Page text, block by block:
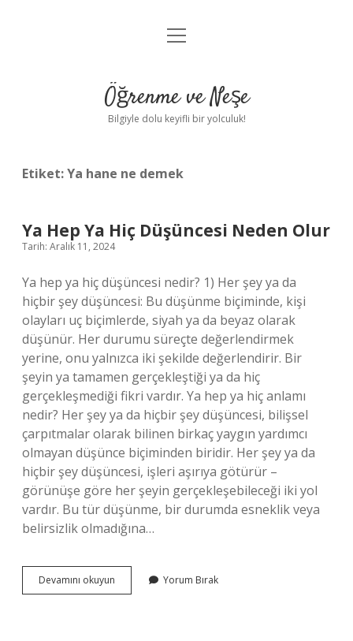
Anasayfa
Yasal Uyarı
menüyü
Öğrenme ve Neşe
Bilgiyle dolu keyifli bir yolculuk!
Etiket:Ya hane ne demek
Ya Hep Ya Hiç Düşüncesi Neden Olur
Tarih: Aralık 11, 2024
Ya hep ya hiç düşüncesi nedir? 1) Her şey ya da
hiçbir şey düşüncesi: Bu düşünme biçiminde, kişi
olayları uç biçimlerde, siyah ya da beyaz olarak
düşünür. Her durumu süreçte değerlendirmek
yerine, onu yalnızca iki şekilde değerlendirir. Bir
şeyin ya tamamen gerçekleştiği ya da hiç
gerçekleşmediği fikri vardır. Ya hep ya hiç anlamı
nedir? Her şey ya da hiçbir şey düşüncesi, bilişsel
çarpıtmalar olarak bilinen birkaç yaygın yardımcı
olmayan düşünce biçiminden biridir. Her şey ya da
hiçbir şey düşüncesi, işleri aşırıya götürür –
görünüşe göre her şeyin gerçekleşebileceği iki yol
vardır. Bu tür düşünme, bir durumda esneklik veya
belirsizlik olmadığına…
Devamını okuyun
Hep
Yorum Bırak